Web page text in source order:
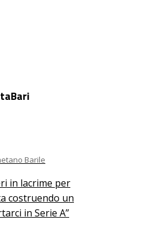
Barile
in lacrime per
costruendo un
in Serie A”